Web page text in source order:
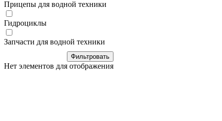
Прицепы для водной техники
Гидроциклы
Запчасти для водной техники
Нет элементов для отображения